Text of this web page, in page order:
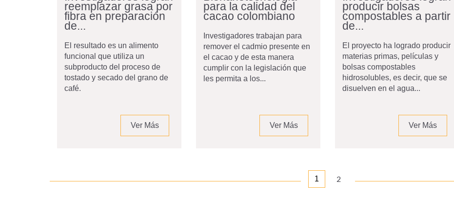
reemplazar grasa por
fibra en preparación
de...
El resultado es un alimento
funcional que utiliza un
subproducto del proceso de
tostado y secado del grano de
café.
Ver Más
para la calidad del
cacao colombiano
Investigadores trabajan para
remover el cadmio presente en
el cacao y de esta manera
cumplir con la legislación que
les permita a los...
Ver Más
producir bolsas
compostables a partir
de...
El proyecto ha logrado producir
materias primas, películas y
bolsas compostables
hidrosolubles, es decir, que se
disuelven en el agua...
Ver Más
1 2